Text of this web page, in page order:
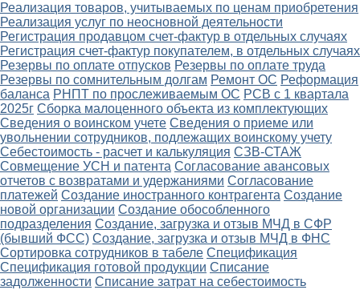
Реализация товаров, учитываемых по ценам приобретения
Реализация услуг по неосновной деятельности
Регистрация продавцом счет-фактур в отдельных случаях
Регистрация счет-фактур покупателем, в отдельных случаях
Резервы по оплате отпусков Резервы по оплате труда
Резервы по сомнительным долгам Ремонт ОС Реформация
баланса РНПТ по прослеживаемым ОС РСВ с 1 квартала
2025г Сборка малоценного объекта из комплектующих
Сведения о воинском учете Сведения о приеме или
увольнении сотрудников, подлежащих воинскому учету
Себестоимость - расчет и калькуляция СЗВ-СТАЖ
Совмещение УСН и патента Согласование авансовых
отчетов с возвратами и удержаниями Согласование
платежей Создание иностранного контрагента Создание
новой организации Создание обособленного
подразделения Создание, загрузка и отзыв МЧД в СФР
(бывший ФСС) Создание, загрузка и отзыв МЧД в ФНС
Сортировка сотрудников в табеле Спецификация
Спецификация готовой продукции Списание
задолженности Списание затрат на себестоимость